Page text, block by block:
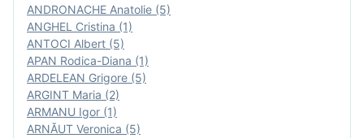
ANDRONACHE Anatolie (5)
ANGHEL Cristina (1)
ANTOCI Albert (5)
APAN Rodica-Diana (1)
ARDELEAN Grigore (5)
ARGINT Maria (2)
ARMANU Igor (1)
ARNĂUT Veronica (5)